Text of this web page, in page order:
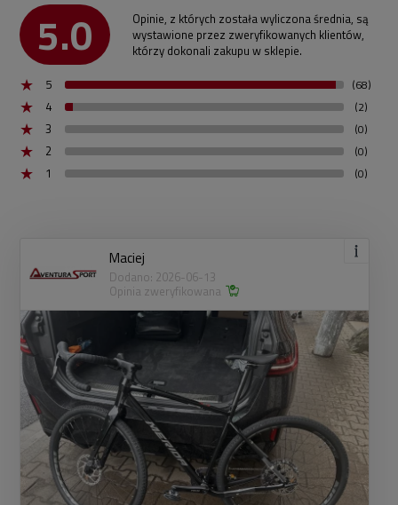
5.0
Opinie, z których została wyliczona średnia, są
wystawione przez zweryfikowanych klientów,
którzy dokonali zakupu w sklepie.
5
(68)
4 (2)
3 (0)
2 (0)
1 (0)
Maciej
Dodano: 2026-06-13
Opinia zweryfikowana